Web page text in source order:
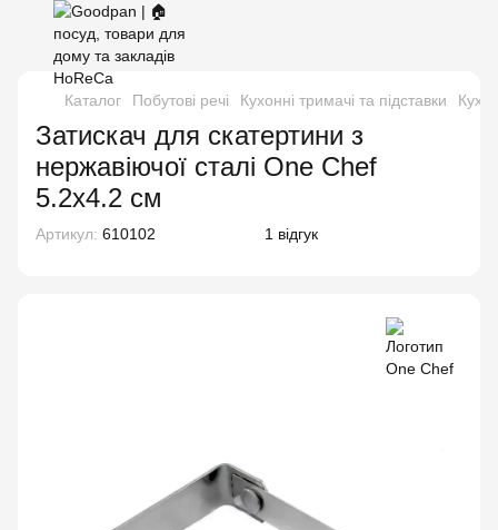
Каталог Побутові речі Кухонні тримачі та підставки
Затискач для скатертини з
нержавіючої сталі One Chef
5.2х4.2 см
Артикул: 610102 1 відгук